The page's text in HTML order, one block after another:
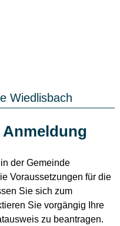
Wiedlisbach
der Gemeinde
Voraussetzungen für die
Sie sich zum
Sie vorgängig Ihre
zu beantragen.